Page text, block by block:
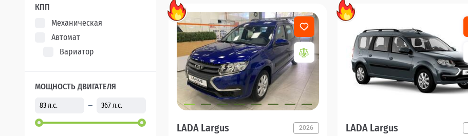
КПП
Механическая
Автомат
Вариатор
МОЩНОСТЬ ДВИГАТЕЛЯ
LADA Largus 2026 LADA Largus